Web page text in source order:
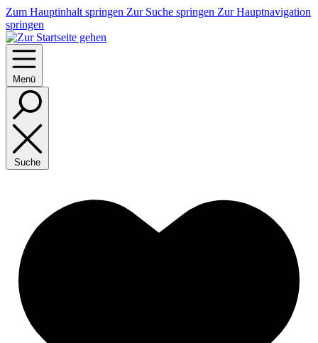
Zum Hauptinhalt springen Zur Suche springen Zur Hauptnavigation
springen
Menü
Suche